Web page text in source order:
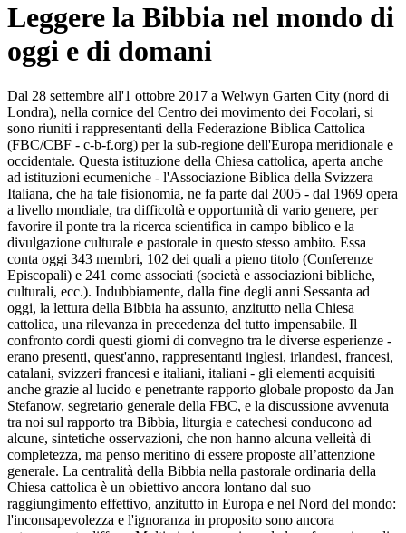
Leggere la Bibbia nel mondo di
oggi e di domani
Dal 28 settembre all'1 ottobre 2017 a Welwyn Garten City (nord di
Londra), nella cornice del Centro dei movimento dei Focolari, si
sono riuniti i rappresentanti della Federazione Biblica Cattolica
(FBC/CBF - c-b-f.org) per la sub-regione dell'Europa meridionale e
occidentale. Questa istituzione della Chiesa cattolica, aperta anche
ad istituzioni ecumeniche - l'Associazione Biblica della Svizzera
Italiana, che ha tale fisionomia, ne fa parte dal 2005 - dal 1969 opera
a livello mondiale, tra difficoltà e opportunità di vario genere, per
favorire il ponte tra la ricerca scientifica in campo biblico e la
divulgazione culturale e pastorale in questo stesso ambito. Essa
conta oggi 343 membri, 102 dei quali a pieno titolo (Conferenze
Episcopali) e 241 come associati (società e associazioni bibliche,
culturali, ecc.). Indubbiamente, dalla fine degli anni Sessanta ad
oggi, la lettura della Bibbia ha assunto, anzitutto nella Chiesa
cattolica, una rilevanza in precedenza del tutto impensabile. Il
confronto cordi questi giorni di convegno tra le diverse esperienze -
erano presenti, quest'anno, rappresentanti inglesi, irlandesi, francesi,
catalani, svizzeri francesi e italiani, italiani - gli elementi acquisiti
anche grazie al lucido e penetrante rapporto globale proposto da Jan
Stefanow, segretario generale della FBC, e la discussione avvenuta
tra noi sul rapporto tra Bibbia, liturgia e catechesi conducono ad
alcune, sintetiche osservazioni, che non hanno alcuna velleità di
completezza, ma penso meritino di essere proposte all’attenzione
generale. La centralità della Bibbia nella pastorale ordinaria della
Chiesa cattolica è un obiettivo ancora lontano dal suo
raggiungimento effettivo, anzitutto in Europa e nel Nord del mondo:
l'inconsapevolezza e l'ignoranza in proposito sono ancora